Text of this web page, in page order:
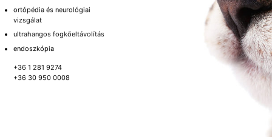
ortópédia és neurológiai
vizsgálat
ultrahangos fogkőeltávolítás
endoszkópia
+36 1 281 9274
+36 30 950 0008